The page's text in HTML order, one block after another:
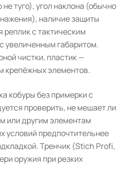
не туго), угол наклона (обычно
наличие защиты
с тактическим
увеличенным габаритом.
чистки, пластик —
крепёжных элементов.
кобуры без примерки с
проверить, не мешает ли
или другим элементам
условий предпочтительнее
Тренчик (Stich Profi,
оружия при резких